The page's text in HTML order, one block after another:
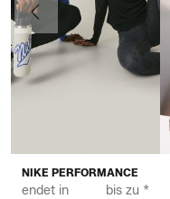
NIKE PERFORMANCE
endet in bis zu *
Vorherige